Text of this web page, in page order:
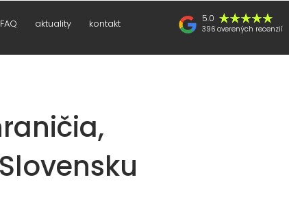
FAQ aktuality kontakt 5.0
396 overených recenzií